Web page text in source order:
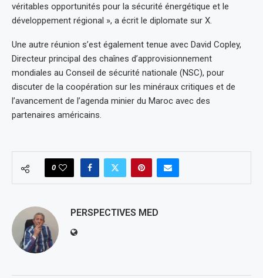
véritables opportunités pour la sécurité énergétique et le
développement régional », a écrit le diplomate sur X.
Une autre réunion s’est également tenue avec David Copley,
Directeur principal des chaînes d’approvisionnement
mondiales au Conseil de sécurité nationale (NSC), pour
discuter de la coopération sur les minéraux critiques et de
l’avancement de l’agenda minier du Maroc avec des
partenaires américains.
0
PERSPECTIVES MED